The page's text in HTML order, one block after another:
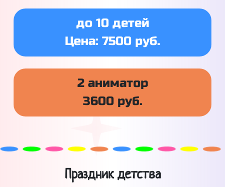
до 10 детей
Цена: 7500 руб.
2 аниматор
3600 руб.
Праздник детства